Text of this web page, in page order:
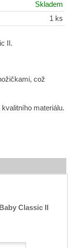
Skladem
1 ks
II.
což
materiálu.
Classic II